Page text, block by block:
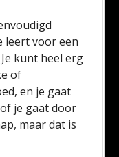
leert voor een
kunt heel erg
of
en je gaat
je gaat door
maar dat is